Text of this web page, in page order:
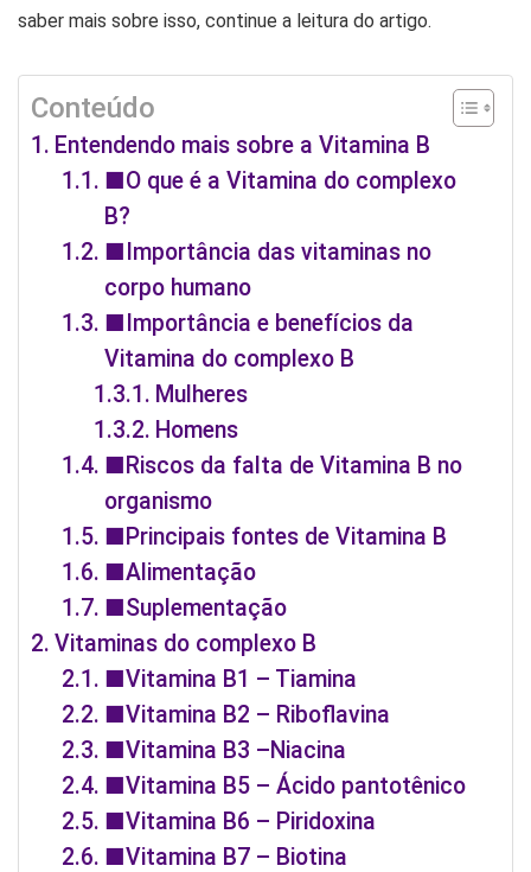
saber mais sobre isso, continue a leitura do artigo.
Conteúdo
Entendendo mais sobre a Vitamina B
■O que é a Vitamina do complexo
B?
■Importância das vitaminas no
corpo humano
■Importância e benefícios da
Vitamina do complexo B
Mulheres
Homens
■Riscos da falta de Vitamina B no
organismo
■Principais fontes de Vitamina B
■Alimentação
■Suplementação
Vitaminas do complexo B
■Vitamina B1 – Tiamina
■Vitamina B2 – Riboflavina
■Vitamina B3 –Niacina
■Vitamina B5 – Ácido pantotênico
■Vitamina B6 – Piridoxina
■Vitamina B7 – Biotina